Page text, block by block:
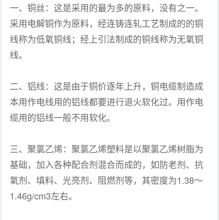
一、铜丝：这是采用的最为多的原料，没有之一。
采用电解铜作为原料，经连铸连轧工艺制成的的铜
线称为低氧铜线；经上引法制成的铜线称为无氧铜
线。
二、铝线：这是由于铜价逐年上升，铜电缆制造成
本用作电线用的铝线都要进行退火软化过。用作电
缆用的铝线一般不用软化。
三、聚氯乙烯：聚氯乙烯塑料是以聚氯乙烯树脂为
基础，加入各种配合剂混合而成的，如防老剂、抗
氧剂、填料、光亮剂、阻燃剂等，其密度为1.38～
1.46g/cm3左右。